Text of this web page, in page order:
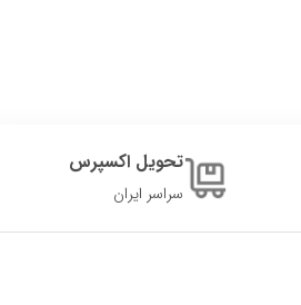
تحویل اکسپرس
سراسر ایران